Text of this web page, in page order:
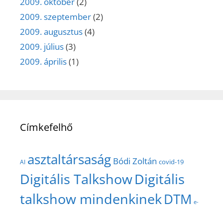
2009. szeptember(2)
2009. augusztus(4)
2009. július(3)
2009. április(1)
Címkefelhő
AI asztaltársaság Bódi Zoltán covid-19
Digitális TalkshowDigitális
talkshow mindenkinekDTM e-